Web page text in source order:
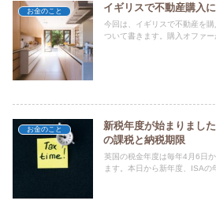
お金のこと イギリスで不動産購入
今回は、イギリスで不動産を
ついて書きます。購入オファー
お金のこと
新税年度が始まりまし
の課税と納税期限
英国の税金年度は毎年4月6日
ます。本日から新年度、ISAの